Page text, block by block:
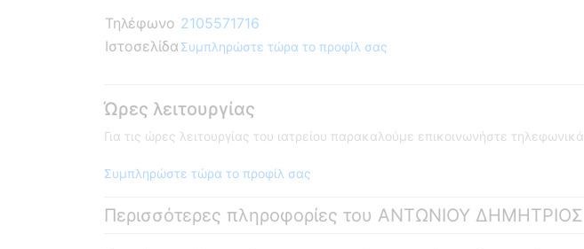
Τηλέφωνο 2105571716
Ιστοσελίδα Συμπληρώστε τώρα το προφίλ σας
Ώρες λειτουργίας
Για τις ώρες λειτουργίας του ιατρείου παρακαλούμε επικοινωνήστε τηλεφωνικά.
Συμπληρώστε τώρα το προφίλ σας
Περισσότερες πληροφορίες του ΑΝΤΩΝΙΟΥ ΔΗΜΗΤΡΙΟΣ